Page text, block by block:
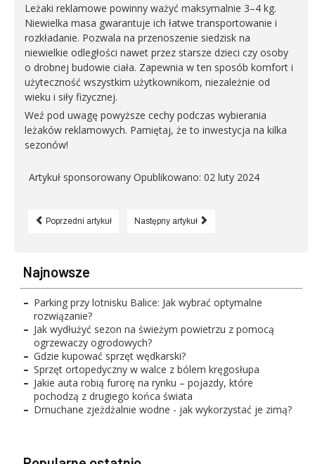
Leżaki reklamowe powinny ważyć maksymalnie 3–4 kg.
Niewielka masa gwarantuje ich łatwe transportowanie i
rozkładanie. Pozwala na przenoszenie siedzisk na
niewielkie odległości nawet przez starsze dzieci czy osoby
o drobnej budowie ciała. Zapewnia w ten sposób komfort i
użyteczność wszystkim użytkownikom, niezależnie od
wieku i siły fizycznej.
Weź pod uwagę powyższe cechy podczas wybierania
leżaków reklamowych. Pamiętaj, że to inwestycja na kilka
sezonów!
Artykuł sponsorowany Opublikowano: 02 luty 2024
Poprzedni artykuł Następny artykuł
Najnowsze
Parking przy lotnisku Balice: Jak wybrać optymalne
rozwiązanie?
Jak wydłużyć sezon na świeżym powietrzu z pomocą
ogrzewaczy ogrodowych?
Gdzie kupować sprzęt wędkarski?
Sprzęt ortopedyczny w walce z bólem kręgosłupa
Jakie auta robią furorę na rynku – pojazdy, które
pochodzą z drugiego końca świata
Dmuchane zjeżdżalnie wodne - jak wykorzystać je zimą?